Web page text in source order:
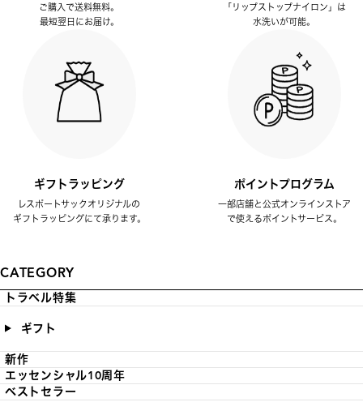
ご購入で送料無料。
最短翌日にお届け。
「リップストップナイロン」は
水洗いが可能。
ギフトラッピング
レスポートサックオリジナルの
ギフトラッピングにて承ります。
ポイントプログラム
一部店舗と公式オンラインストア
で使えるポイントサービス。
CATEGORY
トラベル特集
ギフト
新作
エッセンシャル10周年
ベストセラー